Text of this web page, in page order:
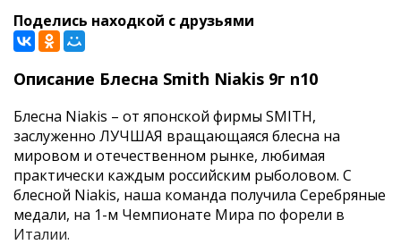
Поделись находкой с друзьями
Описание Блесна Smith Niakis 9г n10
Блесна Niakis – от японской фирмы SMITH,
заслуженно ЛУЧШАЯ вращающаяся блесна на
мировом и отечественном рынке, любимая
практически каждым российским рыболовом. C
блесной Niakis, наша команда получила Серебряные
медали, на 1-м Чемпионате Мира по форели в
Италии.